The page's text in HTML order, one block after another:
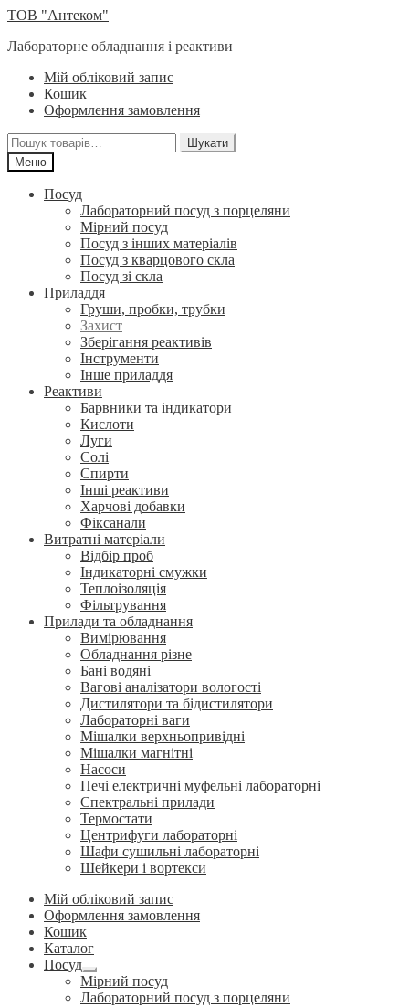
Перейти
навігації
Перейти
вмісту
ТОВ "Антеком"
Лабораторне обладнання і реактиви
Мій обліковий запис
Кошик
Оформлення замовлення
Шукати:
Шукати
Меню
Посуд
Лабораторний посуд з порцеляни
Мірний посуд
Посуд з інших матеріалів
Посуд з кварцового скла
Посуд зі скла
Приладдя
Груши, пробки, трубки
Захист
Зберігання реактивів
Інструменти
Інше приладдя
Реактиви
Барвники та індикатори
Кислоти
Луги
Солі
Спирти
Інші реактиви
Харчові добавки
Фіксанали
Витратні матеріали
Відбір проб
Індикаторні смужки
Теплоізоляція
Фільтрування
Прилади та обладнання
Вимірювання
Обладнання різне
Бані водяні
Вагові аналізатори вологості
Дистилятори та бідистилятори
Лабораторні ваги
Мішалки верхньопривідні
Мішалки магнітні
Насоси
Печі електричні муфельні лабораторні
Спектральні прилади
Термостати
Центрифуги лабораторні
Шафи сушильні лабораторні
Шейкери і вортекси
Мій обліковий запис
Оформлення замовлення
Кошик
Каталог
Посуд
Розгорнуте
вкладене
меню
Мірний посуд
Лабораторний посуд з порцеляни